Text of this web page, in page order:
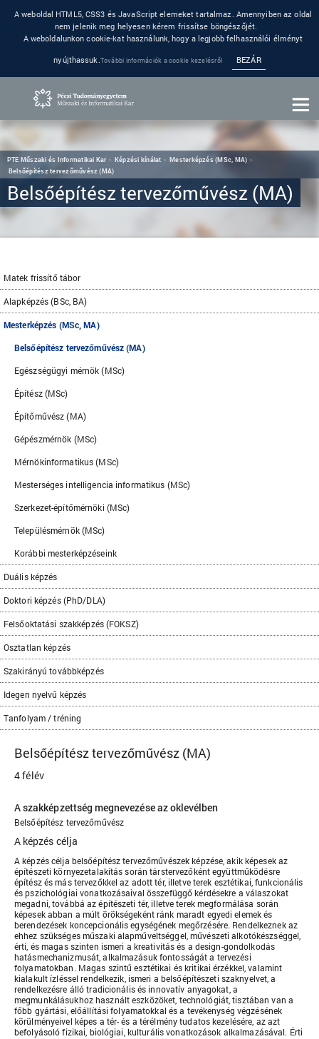
A weboldal HTML5, CSS3 és JavaScript elemeket tartalmaz. Amennyiben az oldal
nem jelenik meg helyesen kérem frissítse böngészőjét.
A weboldalunkon cookie-kat használunk, hogy a legjobb felhasználói élményt
nyújthassuk. További információk a cookie kezelésről BEZÁR
PTE Műszaki és Informatikai Kar Képzési kínálat
Mesterképzés (MSc, MA)
Belsőépítész tervezőművész (MA)
Belsőépítész tervezőművész (MA)
Matek frissítő tábor
Alapképzés (BSc, BA)
Mesterképzés (MSc, MA)
Belsőépítész tervezőművész (MA)
Egészségügyi mérnök (MSc)
Építész (MSc)
Építőművész (MA)
Gépészmérnök (MSc)
Mérnökinformatikus (MSc)
Mesterséges intelligencia informatikus (MSc)
Szerkezet-építőmérnöki (MSc)
Településmérnök (MSc)
Korábbi mesterképzéseink
Duális képzés
Doktori képzés (PhD/DLA)
Felsőoktatási szakképzés (FOKSZ)
Osztatlan képzés
Szakirányú továbbképzés
Idegen nyelvű képzés
Tanfolyam / tréning
Belsőépítész tervezőművész (MA)
4 félév
A szakképzettség megnevezése az oklevélben
Belsőépítész tervezőművész
A képzés célja
A képzés célja belsőépítész tervezőművészek képzése, akik képesek az
építészeti környezetalakítás során társtervezőként együttműködésre
építész és más tervezőkkel az adott tér, illetve terek esztétikai, funkcionális
és pszichológiai vonatkozásaival összefüggő kérdésekre a válaszokat
megadni, továbbá az építészeti tér, illetve terek megformálása során
képesek abban a múlt örökségeként ránk maradt egyedi elemek és
berendezések koncepcionális egységének megőrzésére. Rendelkeznek az
ehhez szükséges műszaki alapműveltséggel, művészeti alkotókészséggel,
érti, és magas szinten ismeri a kreativitás és a design-gondolkodás
hatásmechanizmusát, alkalmazásuk fontosságát a tervezési
folyamatokban. Magas szintű esztétikai és kritikai érzékkel, valamint
kialakult ízléssel rendelkezik, ismeri a belsőépítészeti szaknyelvet, a
rendelkezésre álló tradicionális és innovatív anyagokat, a
megmunkálásukhoz használt eszközöket, technológiát, tisztában van a
főbb gyártási, előállítási folyamatokkal és a tevékenység végzésének
körülményeivel képes a tér- és a térélmény tudatos kezelésére, az azt
befolyásoló fizikai, biológiai, kulturális vonatkozások alkalmazásával. Érti